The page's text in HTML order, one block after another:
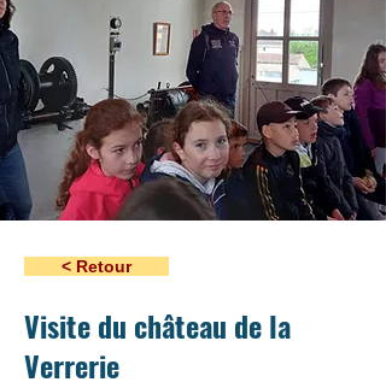
< Retour
Visite du château de la
Verrerie